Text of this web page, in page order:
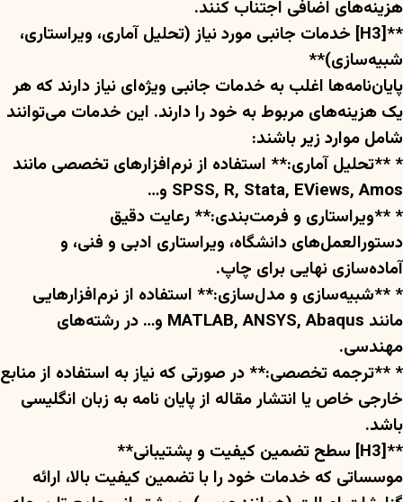
هزینه‌های اضافی اجتناب کنند.
**[H3] خدمات جانبی مورد نیاز (تحلیل آماری، ویراستاری،
شبیه‌سازی)**
پایان‌نامه‌ها اغلب به خدمات جانبی ویژه‌ای نیاز دارند که هر
یک هزینه‌های مربوط به خود را دارند. این خدمات می‌توانند
شامل موارد زیر باشند:
* **تحلیل آماری:** استفاده از نرم‌افزارهای تخصصی مانند
SPSS, R, Stata, EViews, Amos و…
* **ویراستاری و فرمت‌بندی:** رعایت دقیق
دستورالعمل‌های دانشگاه، ویراستاری ادبی و فنی، و
آماده‌سازی نهایی برای چاپ.
* **شبیه‌سازی و مدل‌سازی:** استفاده از نرم‌افزارهایی
مانند MATLAB, ANSYS, Abaqus و… در رشته‌های
مهندسی.
* **ترجمه تخصصی:** در صورتی که نیاز به استفاده از منابع
خارجی خاص یا انتشار مقاله از پایان نامه به زبان انگلیسی
باشد.
**[H3] سطح تضمین کیفیت و پشتیبانی**
موسساتی که خدمات خود را با تضمین کیفیت بالا، ارائه